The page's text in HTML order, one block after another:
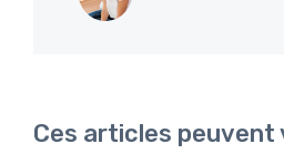
Ces articles